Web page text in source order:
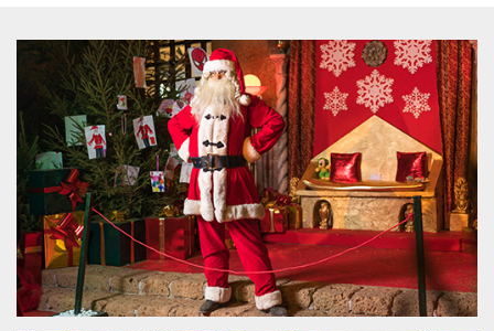
I cookie strettamente necessari o tecnici sono
indispensabili al funzionamento del sito. I
servizi qui presenti non potranno funzionare
senza.
Nome
Provider /
Dominio
Scadenza Descrizione
cf_clearance
Cloudflare,
Inc.
.oooh.events
1 anno
Clearance
Cookie from
CloudFlare
stores the proof
of challenge
passed. It is
used to no
longer issue a
captcha or